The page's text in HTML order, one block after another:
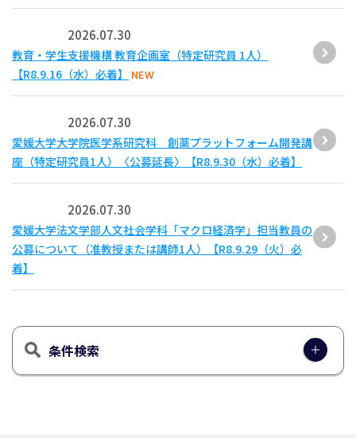
2026.07.30
教育・学生支援機構 教育企画室（特定研究員 1人）
【R8.9.16（水）必着】
NEW
2026.07.30
愛媛大学大学院医学系研究科 創薬プラットフォーム開発講
座（特定研究員1人）〈公募延長〉【R8.9.30（水）必着】
2026.07.30
愛媛大学法文学部人文社会学科「マクロ経済学」担当教員の
公募について（准教授または講師1人）【R8.9.29（火）必
着】
条件検索